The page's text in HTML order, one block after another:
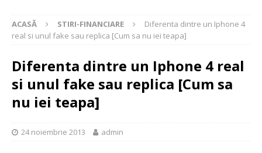
ACASĂ STIRI-FINANCIARE
Diferenta dintre un Iphone 4
real si unul fake sau replica [Cum sa nu iei teapa]
Diferenta dintre un Iphone 4 real
si unul fake sau replica [Cum sa
nu iei teapa]
24 noiembrie 2013 admin